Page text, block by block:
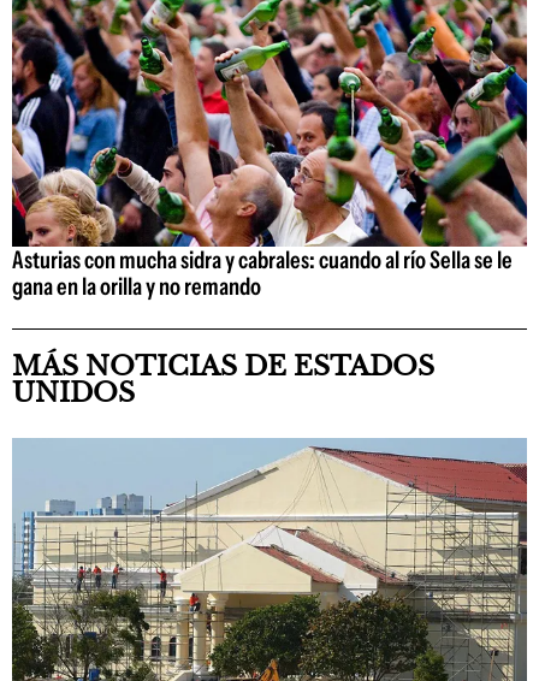
Asturias con mucha sidra y cabrales: cuando al río Sella se le
gana en la orilla y no remando
MÁS NOTICIAS DE ESTADOS
UNIDOS